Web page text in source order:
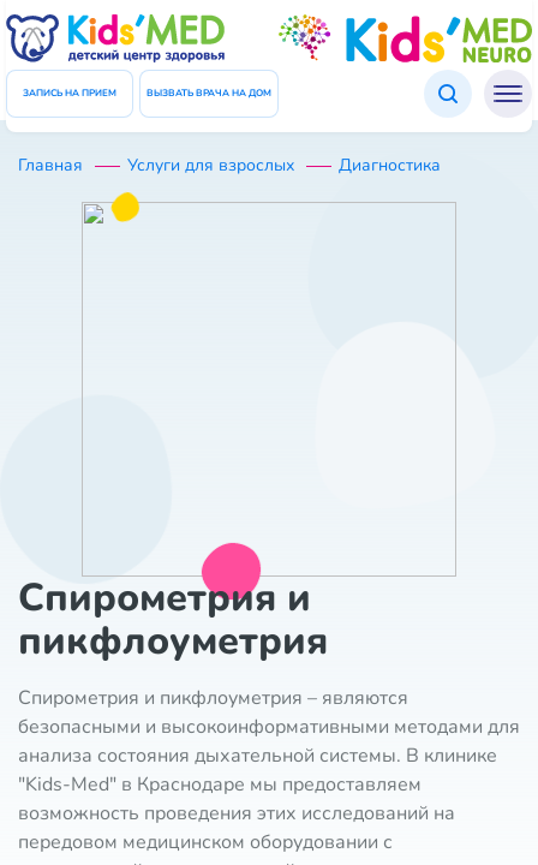
ЗАПИСЬ НА ПРИЕМ ВЫЗВАТЬ ВРАЧА НА ДОМ
Главная Услуги для взрослых Диагностика
Спирометрия и
пикфлоуметрия
Спирометрия и пикфлоуметрия – являются
безопасными и высокоинформативными методами для
анализа состояния дыхательной системы. В клинике
"Kids-Med" в Краснодаре мы предоставляем
возможность проведения этих исследований на
передовом медицинском оборудовании с
Подтверждение данных
Введите код который был отправлен Вам в СМС
Код
ЗАКРЫТЬ